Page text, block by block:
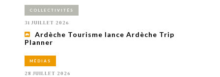
COLLECTIVITÉS
31 JUILLET 2026
Ardèche Tourisme lance Ardèche Trip
Planner
MÉDIAS
28 JUILLET 2026